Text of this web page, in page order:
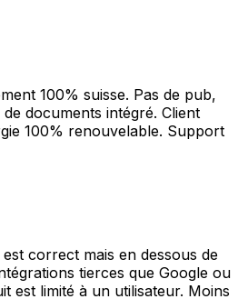
100% suisse. Pas de pub,
documents intégré. Client
100% renouvelable. Support
correct mais en dessous de
tierces que Google ou
est limité à un utilisateur. Moins